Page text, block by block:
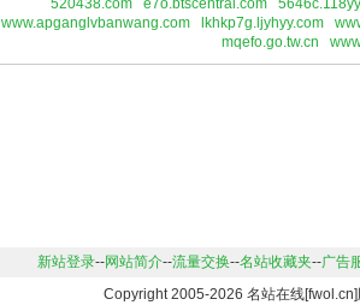
520438.com e7o.btscentral.com
www.apganglvbanwang.com
lkhkp7g.ljyhyy.com
mqefo.go.tw.cn
新站登录--网站简介--流量交换--名站收藏夹--广告
Copyright 2005-2026 名站在线